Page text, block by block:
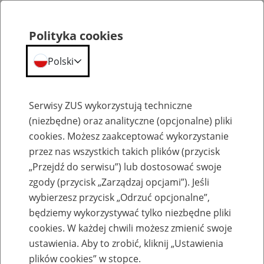
Emerytury
Baza zlikwidowanych lub
przekształconych zakładów pracy
Polityka cookies
Polski
Serwisy ZUS wykorzystują techniczne
(niezbędne) oraz analityczne (opcjonalne) pliki
cookies. Możesz zaakceptować wykorzystanie
przez nas wszystkich takich plików (przycisk
„Przejdź do serwisu”) lub dostosować swoje
zgody (przycisk „Zarządzaj opcjami”). Jeśli
wybierzesz przycisk „Odrzuć opcjonalne”,
będziemy wykorzystywać tylko niezbędne pliki
cookies. W każdej chwili możesz zmienić swoje
ustawienia. Aby to zrobić, kliknij „Ustawienia
plików cookies” w stopce.